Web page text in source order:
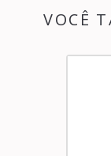
VOCÊ